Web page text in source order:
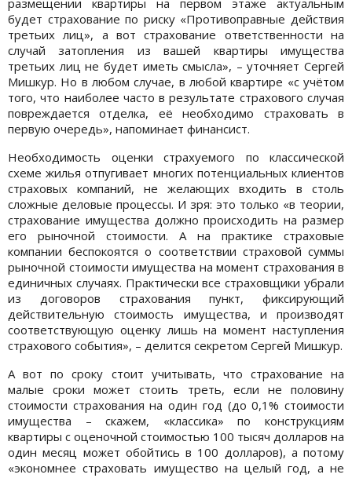
будет страхование по риску «Противоправные действия
третьих лиц», а вот страхование ответственности на
случай затопления из вашей квартиры имущества
третьих лиц не будет иметь смысла», – уточняет Сергей
Мишкур. Но в любом случае, в любой квартире «с учётом
того, что наиболее часто в результате страхового случая
повреждается отделка, её необходимо страховать в
первую очередь», напоминает финансист.
Необходимость оценки страхуемого по классической
схеме жилья отпугивает многих потенциальных клиентов
страховых компаний, не желающих входить в столь
сложные деловые процессы. И зря: это только «в теории,
страхование имущества должно происходить на размер
его рыночной стоимости. А на практике страховые
компании беспокоятся о соответствии страховой суммы
рыночной стоимости имущества на момент страхования в
единичных случаях. Практически все страховщики убрали
из договоров страхования пункт, фиксирующий
действительную стоимость имущества, и производят
соответствующую оценку лишь на момент наступления
страхового события», – делится секретом Сергей Мишкур.
А вот по сроку стоит учитывать, что страхование на
малые сроки может стоить треть, если не половину
стоимости страхования на один год (до 0,1% стоимости
имущества – скажем, «классика» по конструкциям
квартиры с оценочной стоимостью 100 тысяч долларов на
один месяц может обойтись в 100 долларов), а потому
«экономнее страховать имущество на целый год, а не